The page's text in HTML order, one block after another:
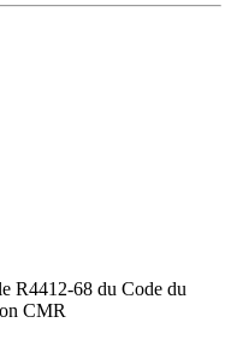
R4412-68 du Code du
CMR